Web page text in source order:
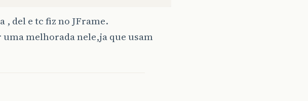
, del e tc fiz no JFrame.
uma melhorada nele,ja que usam